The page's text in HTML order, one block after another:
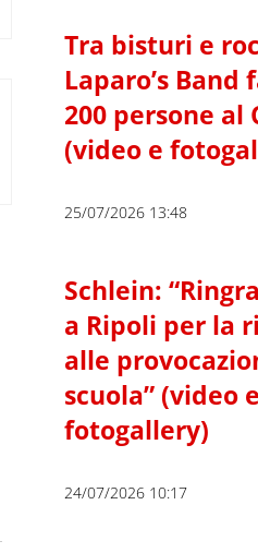
Tra bisturi e
Laparo’s Band
200 persone al
(video e
25/07/2026 13:48
Schlein:
a Ripoli per la
alle
scuola” (video e
fotogallery)
24/07/2026 10:17